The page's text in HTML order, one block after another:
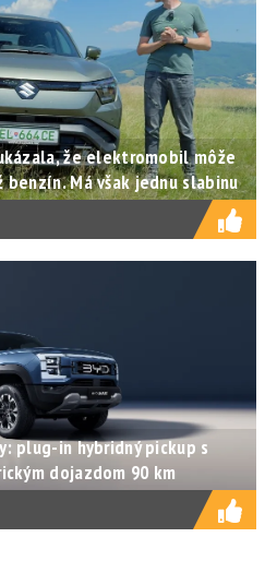
že elektromobil môže
Má však jednu slabinu
plug-in hybridný pickup s
dojazdom 90 km